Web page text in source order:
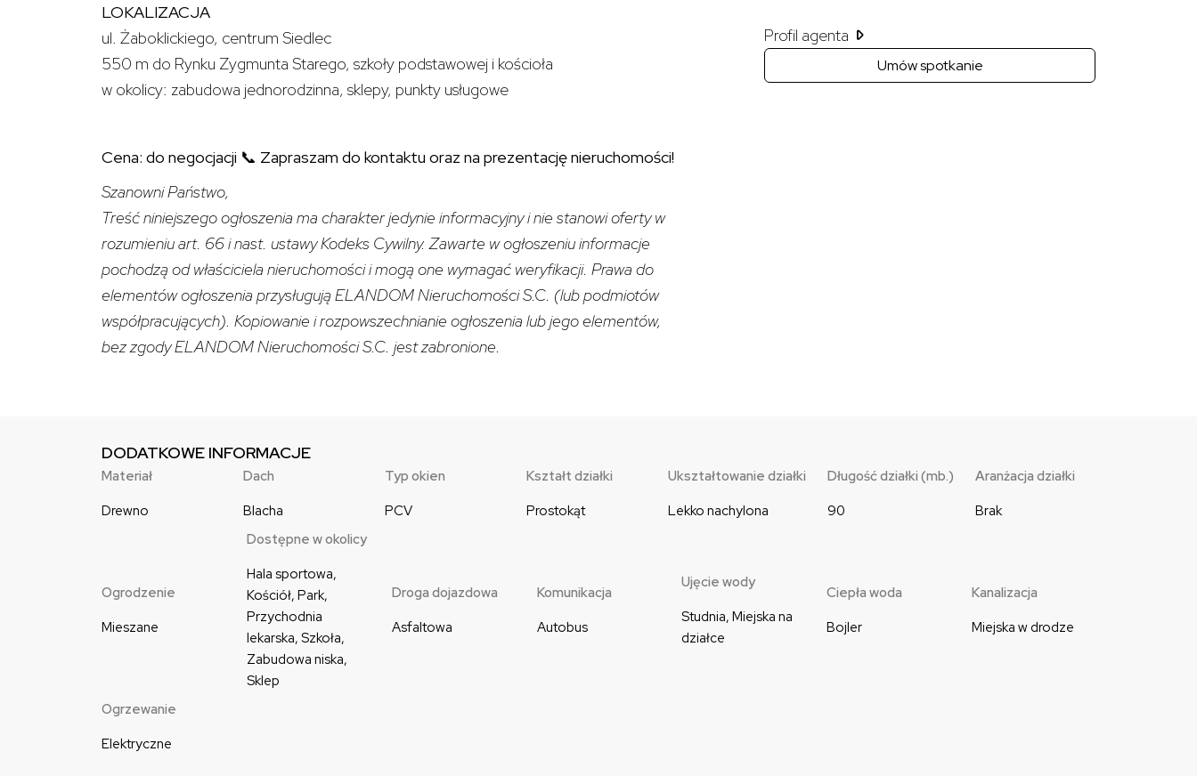
LOKALIZACJA
ul. Żaboklickiego, centrum Siedlec
550 m do Rynku Zygmunta Starego, szkoły podstawowej i kościoła
w okolicy: zabudowa jednorodzinna, sklepy, punkty usługowe
Cena: do negocjacji 📞 Zapraszam do kontaktu oraz na prezentację nieruchomości!
Szanowni Państwo,
Treść niniejszego ogłoszenia ma charakter jedynie informacyjny i nie stanowi oferty w
rozumieniu art. 66 i nast. ustawy Kodeks Cywilny. Zawarte w ogłoszeniu informacje
pochodzą od właściciela nieruchomości i mogą one wymagać weryfikacji. Prawa do
elementów ogłoszenia przysługują ELANDOM Nieruchomości S.C. (lub podmiotów
współpracujących). Kopiowanie i rozpowszechnianie ogłoszenia lub jego elementów,
bez zgody ELANDOM Nieruchomości S.C. jest zabronione.
Profil agenta
Umów spotkanie
DODATKOWE INFORMACJE
Materiał
Drewno
Dach
Blacha
Typ okien
PCV
Kształt działki
Prostokąt
Ukształtowanie działki
Lekko nachylona
Długość działki (mb.)
90
Aranżacja działki
Brak
Ogrodzenie
Mieszane
Dostępne w okolicy
Hala sportowa,
Kościół, Park,
Przychodnia
lekarska, Szkoła,
Zabudowa niska,
Sklep
Droga dojazdowa
Asfaltowa
Komunikacja
Autobus
Ujęcie wody
Studnia, Miejska na
działce
Ciepła woda
Bojler
Kanalizacja
Miejska w drodze
Ogrzewanie
Elektryczne